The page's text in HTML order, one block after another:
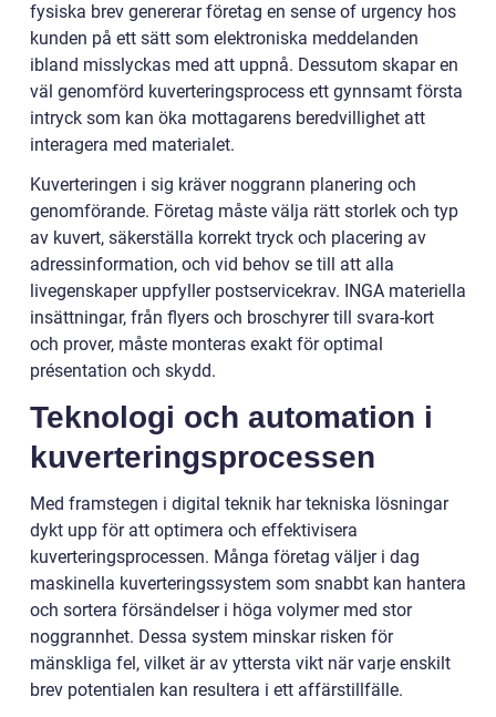
fysiska brev genererar företag en sense of urgency hos
kunden på ett sätt som elektroniska meddelanden
ibland misslyckas med att uppnå. Dessutom skapar en
väl genomförd kuverteringsprocess ett gynnsamt första
intryck som kan öka mottagarens beredvillighet att
interagera med materialet.
Kuverteringen i sig kräver noggrann planering och
genomförande. Företag måste välja rätt storlek och typ
av kuvert, säkerställa korrekt tryck och placering av
adressinformation, och vid behov se till att alla
livegenskaper uppfyller postservicekrav. INGA materiella
insättningar, från flyers och broschyrer till svara-kort
och prover, måste monteras exakt för optimal
présentation och skydd.
Teknologi och automation i
kuverteringsprocessen
Med framstegen i digital teknik har tekniska lösningar
dykt upp för att optimera och effektivisera
kuverteringsprocessen. Många företag väljer i dag
maskinella kuverteringssystem som snabbt kan hantera
och sortera försändelser i höga volymer med stor
noggrannhet. Dessa system minskar risken för
mänskliga fel, vilket är av yttersta vikt när varje enskilt
brev potentialen kan resultera i ett affärstillfälle.